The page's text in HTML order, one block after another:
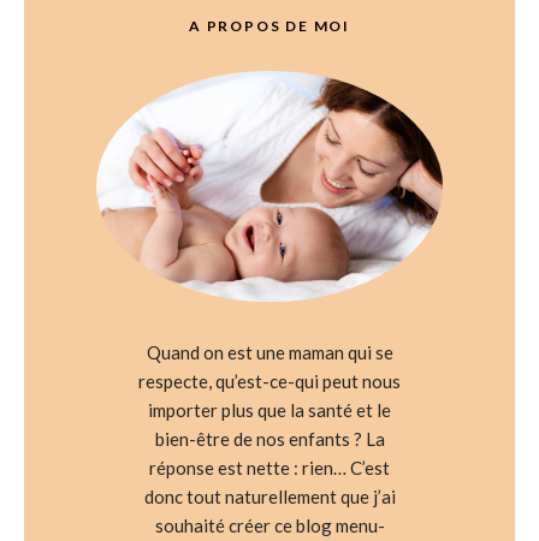
A PROPOS DE MOI
Quand on est une maman qui se
respecte, qu’est-ce-qui peut nous
importer plus que la santé et le
bien-être de nos enfants ? La
réponse est nette : rien… C’est
donc tout naturellement que j’ai
souhaité créer ce blog menu-